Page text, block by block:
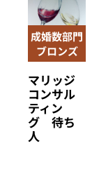
成婚数部門
ブロンズ
マリッジ
コンサル
ティン
グ 待ち
人